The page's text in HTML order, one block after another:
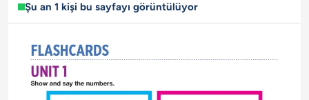
Şu an 1 kişi bu sayfayı görüntülüyor